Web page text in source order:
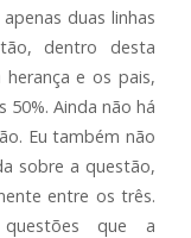
duas linhas
dentro desta
e os pais,
Ainda não há
Eu também não
sobre a questão,
entre os três.
que a